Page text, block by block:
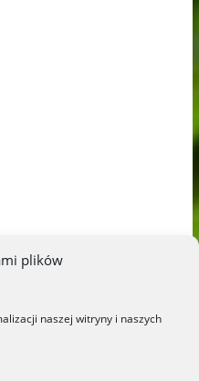
plików
naszej witryny i naszych